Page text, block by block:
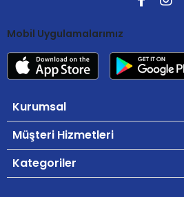
Mobil Uygulamalarımız
Kurumsal
Müşteri Hizmetleri
Kategoriler